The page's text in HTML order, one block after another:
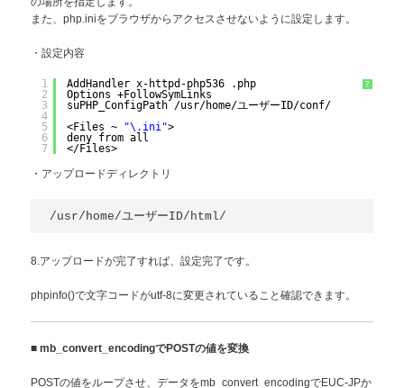
また、php.iniをブラウザからアクセスさせないように設定します。
・設定内容
?
1
2
3
4
5
6
7
AddHandler x-httpd-php536 .php
Options +FollowSymLinks
suPHP_ConfigPath /usr/home/ユーザーID/conf/
<Files ~
"\.ini">
deny from all
</Files>
・アップロードディレクトリ
/usr/home/ユーザーID/html/
8.アップロードが完了すれば、設定完了です。
phpinfo()で文字コードがutf-8に変更されていること確認できます。
■mb_convert_encodingでPOSTの値を変換
POSTの値をループさせ、データをmb_convert_encodingでEUC-JPか